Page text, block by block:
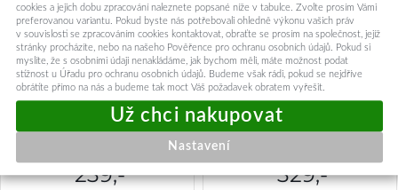
3mk FlexibleGlass Lite iPhone
16 Pro Max průhledný
239,-
Tvrzené sklo Tel Protect
Dust-Free Easy Fit HD Titan
pro iPhone 16 Pro Max černé
329,-
cookies a jejich dobu zpracování naleznete popsané níže v tabulce. Zvolte prosím Vámi
preferovanou variantu. Pokud byste nás potřebovali ohledně výkonu vašich práv
v souvislosti se zpracováním cookies kontaktovat, obraťte se prosím na společnost, jejíž
stránky procházíte, nebo na našeho Pověřence pro ochranu osobních údajů. Pokud si
myslíte, že s osobními údaji nenakládáme, jak bychom měli, máte možnost podat
stížnost u Úřadu pro ochranu osobních údajů. Budeme však rádi, pokud se nejdříve
obrátíte přímo na nás a budeme tak moct Váš požadavek obratem vyřešit.
Nastavení